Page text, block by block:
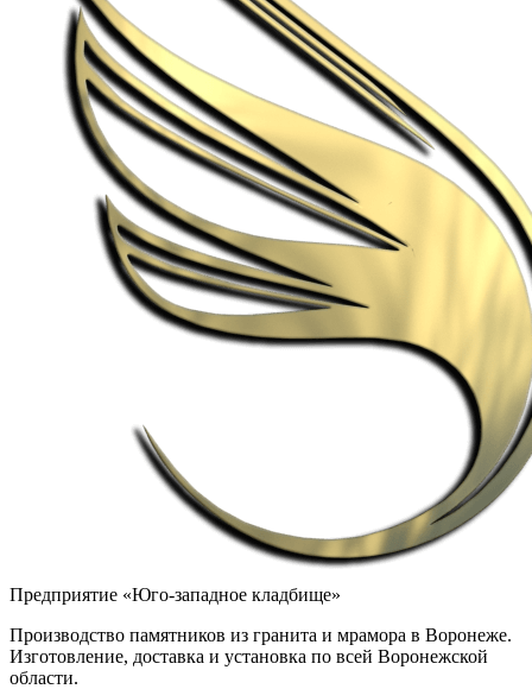
Предприятие «Юго-западное кладбище»
Производство памятников из гранита и мрамора в Воронеже.
Изготовление, доставка и установка по всей Воронежской
области.